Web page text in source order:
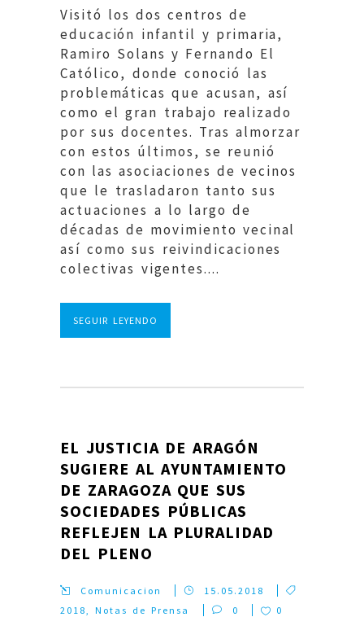
Visitó los dos centros de
educación infantil y primaria,
Ramiro Solans y Fernando El
Católico, donde conoció las
problemáticas que acusan, así
como el gran trabajo realizado
por sus docentes. Tras almorzar
con estos últimos, se reunió
con las asociaciones de vecinos
que le trasladaron tanto sus
actuaciones a lo largo de
décadas de movimiento vecinal
así como sus reivindicaciones
colectivas vigentes....
SEGUIR LEYENDO
EL JUSTICIA DE ARAGÓN
SUGIERE AL AYUNTAMIENTO
DE ZARAGOZA QUE SUS
SOCIEDADES PÚBLICAS
REFLEJEN LA PLURALIDAD
DEL PLENO
Comunicacion
15.05.2018
2018,Notas de Prensa 0
0